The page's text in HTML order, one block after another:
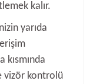
kalır.
yarıda
vizör kontrolü